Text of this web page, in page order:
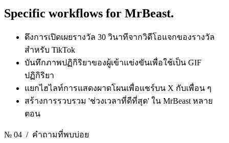
Specific workflows for MrBeast.
ดึงการเปิดเผยรางวัล 30 วินาทีจากวิดีโอแจกของรางวัล
สําหรับ TikTok
บันทึกภาพปฏิกิริยาของผู้เข้าแข่งขันเพื่อใช้เป็น GIF
ปฏิกิริยา
แยกไฮไลท์การแสดงผาดโผนเพื่อแชร์บน X กับเพื่อน ๆ
สร้างการรวบรวม 'ช่วงเวลาที่ดีที่สุด' ใน MrBeast หลาย
ตอน
№ 04 / คำถามที่พบบ่อย